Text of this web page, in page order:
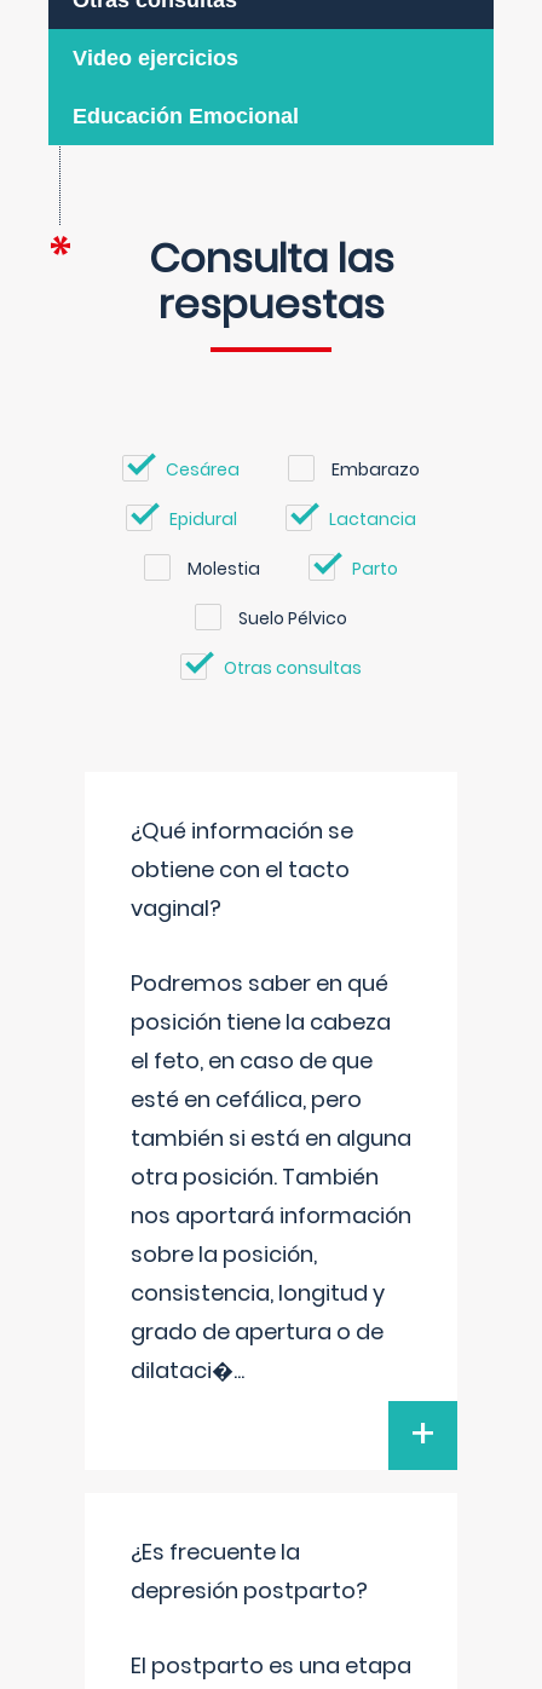
Video ejercicios
Educación Emocional
Consulta las
respuestas
Cesárea Embarazo
Epidural Lactancia
Molestia Parto
Suelo Pélvico
Otras consultas
¿Qué información se
obtiene con el tacto
vaginal?
Podremos saber en qué
posición tiene la cabeza
el feto, en caso de que
esté en cefálica, pero
también si está en alguna
otra posición. También
nos aportará información
sobre la posición,
consistencia, longitud y
grado de apertura o de
dilataci�...
+
¿Es frecuente la
depresión postparto?
El postparto es una etapa